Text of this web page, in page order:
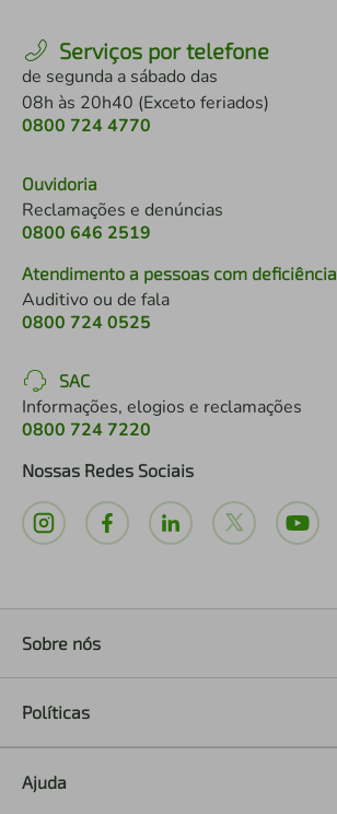
Serviços por telefone
de segunda a sábado das
08h às 20h40 (Exceto feriados)
0800 724 4770
Ouvidoria
Reclamações e denúncias
0800 646 2519
Atendimento a pessoas com deficiência
Auditivo ou de fala
0800 724 0525
SAC
Informações, elogios e reclamações
0800 724 7220
Nossas Redes Sociais
Sobre nós
Políticas
Ajuda